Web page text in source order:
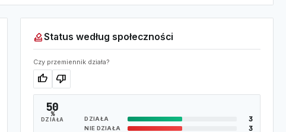
how_to_voteStatus według społeczności
Czy przemiennik działa?
thumb_up thumb_down
50
%
DZIAŁA DZIAŁA 3
NIE DZIAŁA 3